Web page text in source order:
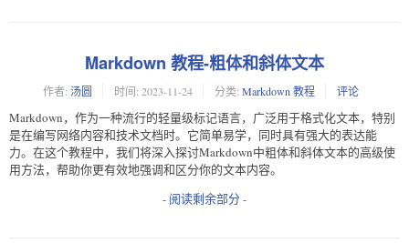
Markdown 教程-粗体和斜体文本
作者: 汤圆 时间: 2023-11-24 分类: Markdown 教程 评论
Markdown，作为一种流行的轻量级标记语言，广泛用于格式化文本，特别
是在编写网络内容和技术文档时。它简单易学，同时具有强大的表达能
力。在这个教程中，我们将深入探讨Markdown中粗体和斜体文本的高级使
用方法，帮助你更有效地强调和区分你的文本内容。
- 阅读剩余部分 -